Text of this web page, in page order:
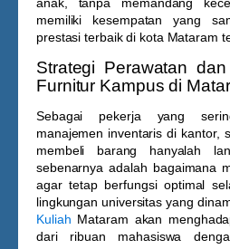
memiliki kesempatan yang
prestasi terbaik di kota Mataram
Strategi Perawatan
Furnitur Kampus di
Sebagai pekerja yang
manajemen inventaris di kantor,
membeli barang hanyalah
sebenarnya adalah bagaimana
agar tetap berfungsi optimal
lingkungan universitas yang
Kuliah Mataram akan
dari ribuan mahasiswa